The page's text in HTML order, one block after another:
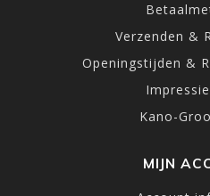
Verzenden &
Openingstijden &
Kano-
MIJN